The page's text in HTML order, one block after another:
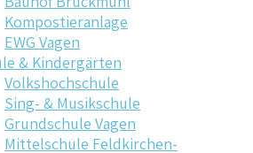
Kompostieranlage
EWG Vagen
& Kindergärten
Volkshochschule
Sing- & Musikschule
Grundschule Vagen
Mittelschule Feldkirchen-